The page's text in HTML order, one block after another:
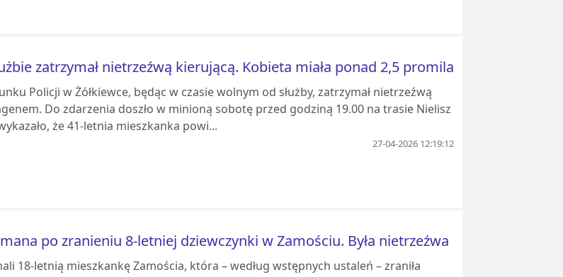
zatrzymał nietrzeźwą kierującą. Kobieta miała ponad 2,5 promila
Policji w Żółkiewce, będąc w czasie wolnym od służby, zatrzymał nietrzeźwą
Do zdarzenia doszło w minioną sobotę przed godziną 19.00 na trasie Nielisz
że 41-letnia mieszkanka powi...
27-04-2026 12:19:12
po zranieniu 8-letniej dziewczynki w Zamościu. Była nietrzeźwa
18-letnią mieszkankę Zamościa, która – według wstępnych ustaleń – zraniła